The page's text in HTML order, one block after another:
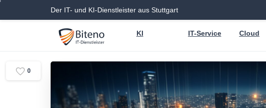
Der IT- und KI-Dienstleister aus Stuttgart
KI IT-Service Cloud
0